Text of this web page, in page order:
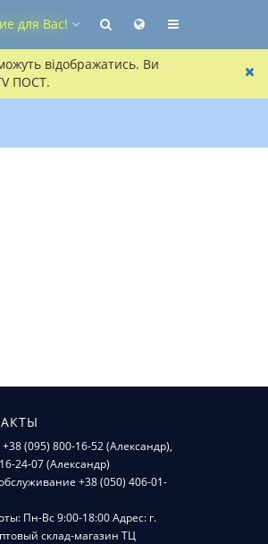
відображатись. Ви
ПОСТ.
для Вас!
(095) 800-16-52 (Александр),
24-07 (Александр)
+38 (050) 406-01-
Пн-Вс 9:00-18:00 Адрес: г.
склад-магазин ТЦ